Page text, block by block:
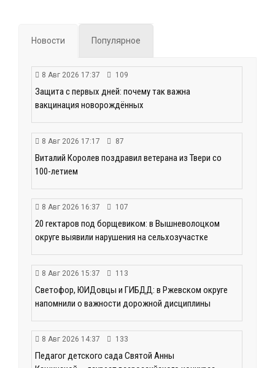
Новости Популярное
8 Авг 2026 17:37 109
Защита с первых дней: почему так важна
вакцинация новорождённых
8 Авг 2026 17:17 87
Виталий Королев поздравил ветерана из Твери со
100-летием
8 Авг 2026 16:37 107
20 гектаров под борщевиком: в Вышневолоцком
округе выявили нарушения на сельхозучастке
8 Авг 2026 15:37 113
Светофор, ЮИДовцы и ГИБДД: в Ржевском округе
напомнили о важности дорожной дисциплины
8 Авг 2026 14:37 133
Педагог детского сада Святой Анны